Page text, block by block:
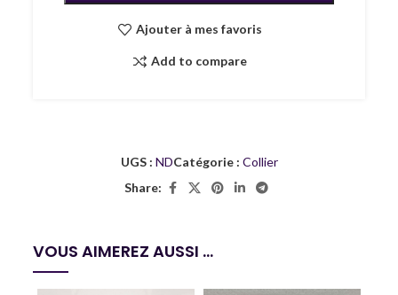
Ajouter à mes favoris
Add to compare
UGS : NDCatégorie : Collier
Share:
VOUS AIMEREZ AUSSI ...